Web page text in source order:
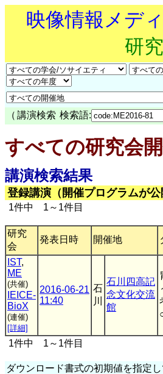
映像情報メデ
研
（ 講演検索 検索語:
すべての研究会
講演検索結果
登録講演（開催プログラムが公
1件中 1～1件目
研究
会
発表日時 開催地
IST,
ME
(共催)
IEICE-
BioX
(連催)
[詳細]
2016-06-21
11:40
石
川
石川四高記
念文化交流
館
1件中 1～1件目
ダウンロード書式の初期値を指定